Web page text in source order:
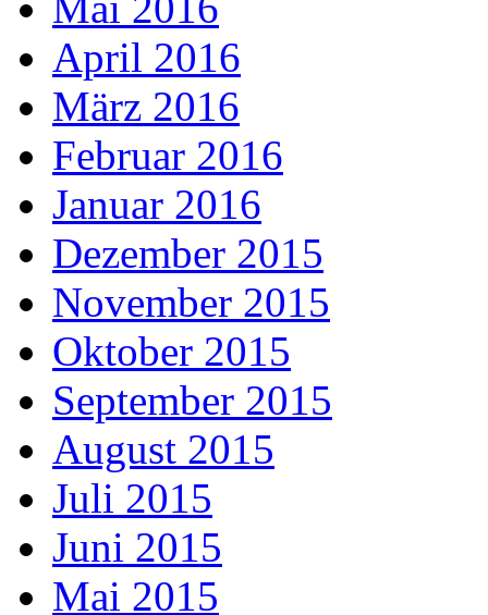
April 2016
März 2016
Februar 2016
Januar 2016
Dezember 2015
November 2015
Oktober 2015
September 2015
August 2015
Juli 2015
Juni 2015
Mai 2015